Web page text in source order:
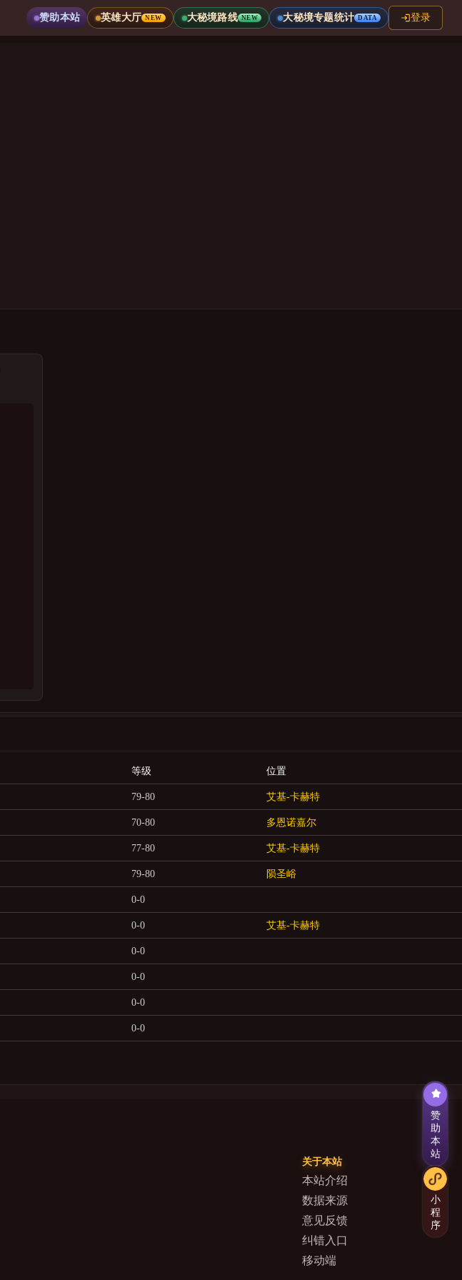
赞助本站 英雄大厅 NEW 大秘境路线 NEW 大秘境专题统计 DATA 登录
等级 位置
79-80 艾基-卡赫特
70-80 多恩诺嘉尔
77-80 艾基-卡赫特
79-80 陨圣峪
0-0
0-0 艾基-卡赫特
0-0
0-0
0-0
0-0
关于本站
本站介绍
数据来源
意见反馈
纠错入口
移动端
赞
助
本
站
小
程
序